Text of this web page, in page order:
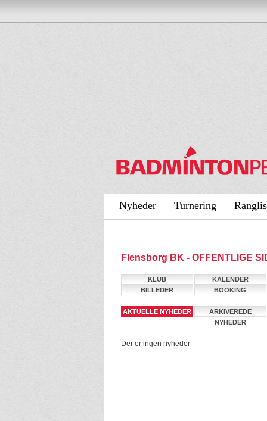
Nyheder Turnering
Flensborg BK - OFFENTLIGE
KLUB
KALENDER
BILLEDER
BOOKING
AKTUELLE NYHEDER
ARKIVEREDE
NYHEDER
Der er ingen nyheder